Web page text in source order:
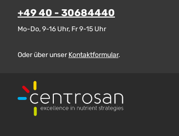
+49 40 - 30684440
Mo-Do, 9-16 Uhr, Fr 9-15 Uhr
Oder über unserKontaktformular.